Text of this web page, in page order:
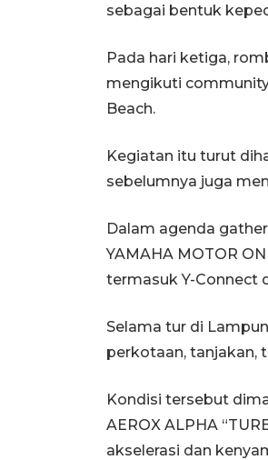
sebagai bentuk
Pada hari ketiga,
mengikuti
Beach.
Kegiatan itu turut
sebelumnya juga
Dalam agenda
YAMAHA MOTOR
termasuk Y-Connect
Selama tur di
perkotaan, tanjakan,
Kondisi tersebut
AEROX ALPHA
akselerasi dan